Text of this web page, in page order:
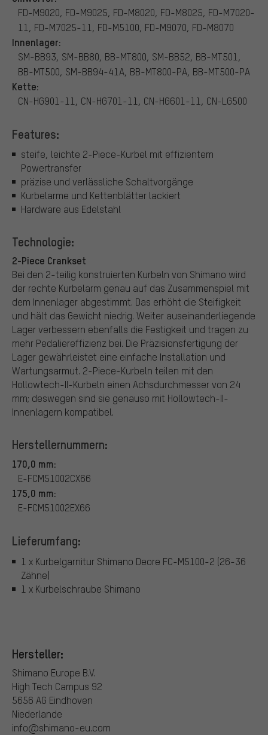
FD-M9020, FD-M9025, FD-M8020, FD-M8025, FD-M7020-
11, FD-M7025-11, FD-M5100, FD-M9070, FD-M8070
Innenlager:
SM-BB93, SM-BB80, BB-MT800, SM-BB52, BB-MT501,
BB-MT500, SM-BB94-41A, BB-MT800-PA, BB-MT500-PA
Kette:
CN-HG901-11, CN-HG701-11, CN-HG601-11, CN-LG500
Features:
steife, leichte 2-Piece-Kurbel mit effizientem
Powertransfer
präzise und verlässliche Schaltvorgänge
Kurbelarme und Kettenblätter lackiert
Hardware aus Edelstahl
Technologie:
2-Piece Crankset
Bei den 2-teilig konstruierten Kurbeln von Shimano wird
der rechte Kurbelarm genau auf das Zusammenspiel mit
dem Innenlager abgestimmt. Das erhöht die Steifigkeit
und hält das Gewicht niedrig. Weiter auseinanderliegende
Lager verbessern ebenfalls die Festigkeit und tragen zu
mehr Pedaliereffizienz bei. Die Präzisionsfertigung der
Lager gewährleistet eine einfache Installation und
Wartungsarmut. 2-Piece-Kurbeln teilen mit den
Hollowtech-II-Kurbeln einen Achsdurchmesser von 24
mm; deswegen sind sie genauso mit Hollowtech-II-
Innenlagern kompatibel.
Herstellernummern:
170,0 mm:
E-FCM51002CX66
175,0 mm:
E-FCM51002EX66
Lieferumfang:
1 x Kurbelgarnitur Shimano Deore FC-M5100-2 (26-36
Zähne)
1 x Kurbelschraube Shimano
Hersteller:
Shimano Europe B.V.
High Tech Campus 92
5656 AG Eindhoven
Niederlande
info@shimano-eu.com